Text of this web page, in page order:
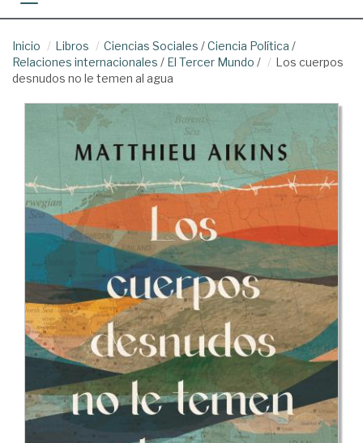
Inicio Libros Ciencias Sociales /Ciencia Política /
Relaciones internacionales / El Tercer Mundo /
Los cuerpos
desnudos no le temen al agua